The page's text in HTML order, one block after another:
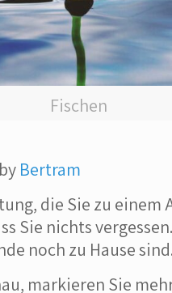
Fischen
Bertram
die Sie zu
Sie nichts
noch zu Hause sind.
markieren Sie